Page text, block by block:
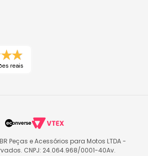
reais
Peças e Acessórios para Motos LTDA -
CNPJ: 24.064.968/0001-40Av.